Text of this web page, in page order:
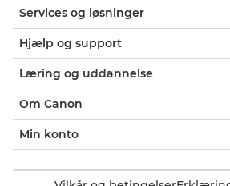
Services og løsninger
Hjælp og support
Læring og uddannelse
Om Canon
Min konto